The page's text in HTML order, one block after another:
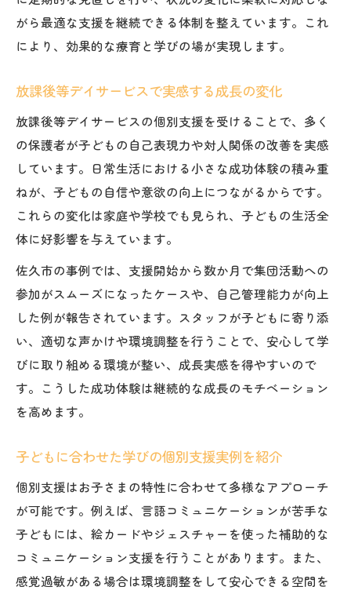
がら最適な支援を継続できる体制を整えています。これ
により、効果的な療育と学びの場が実現します。
放課後等デイサービスで実感する成長の変化
放課後等デイサービスの個別支援を受けることで、多く
の保護者が子どもの自己表現力や対人関係の改善を実感
しています。日常生活における小さな成功体験の積み重
ねが、子どもの自信や意欲の向上につながるからです。
これらの変化は家庭や学校でも見られ、子どもの生活全
体に好影響を与えています。
佐久市の事例では、支援開始から数か月で集団活動への
参加がスムーズになったケースや、自己管理能力が向上
した例が報告されています。スタッフが子どもに寄り添
い、適切な声かけや環境調整を行うことで、安心して学
びに取り組める環境が整い、成長実感を得やすいので
す。こうした成功体験は継続的な成長のモチベーション
を高めます。
子どもに合わせた学びの個別支援実例を紹介
個別支援はお子さまの特性に合わせて多様なアプローチ
が可能です。例えば、言語コミュニケーションが苦手な
子どもには、絵カードやジェスチャーを使った補助的な
コミュニケーション支援を行うことがあります。また、
感覚過敏がある場合は環境調整をして安心できる空間を